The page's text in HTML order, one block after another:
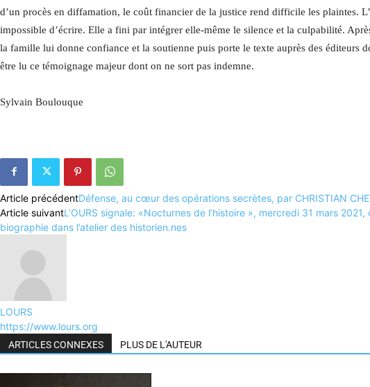
d’un procès en diffamation, le coût financier de la justice rend difficile les plaintes.
impossible d’écrire. Elle a fini par intégrer elle-même le silence et la culpabilité.
la famille lui donne confiance et la soutienne puis porte le texte auprès des éditeurs
être lu ce témoignage majeur dont on ne sort pas indemne.
Sylvain Boulouque
Article précédentDéfense, au cœur des opérations secrètes, par CHRISTIAN
Article suivantL’OURS signale: «Nocturnes de l’histoire », mercredi 31 mars
biographie dans l’atelier des historien.nes
LOURS
https://www.lours.org
ARTICLES CONNEXES PLUS DE L'AUTEUR